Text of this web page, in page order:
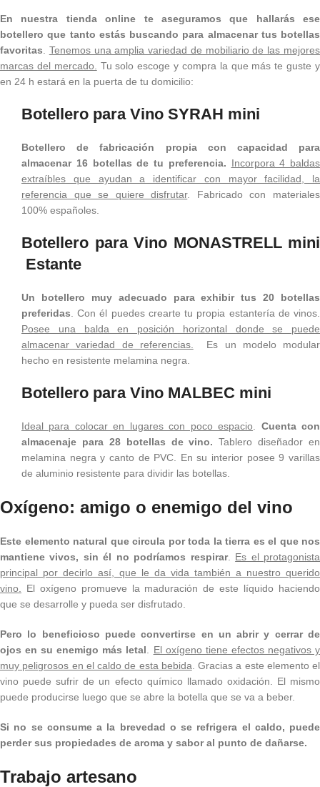
En nuestra tienda online te aseguramos que hallarás ese
botellero que tanto estás buscando para almacenar tus botellas
favoritas
Tenemos una amplia variedad de mobiliario de las mejores
marcas del mercado.
Tu solo escoge y compra la que más te guste y
en 24 h estará en la puerta de tu domicilio:
Botellero para Vino SYRAH mini
Botellero de fabricación propia con capacidad para
almacenar 16 botellas de tu preferencia. Incorpora 4 baldas
extraíbles que ayudan a identificar con mayor facilidad, la
referencia que se quiere disfrutar. Fabricado con materiales
100% españoles.
Botellero para Vino MONASTRELL mini
Estante
Un botellero muy adecuado para exhibir tus 20 botellas
preferidas . Con él puedes crearte tu propia estantería de vinos.
Posee una balda en posición horizontal donde se puede
almacenar variedad de referencias.
Es un modelo modular
hecho en resistente melamina negra.
Botellero para Vino MALBEC mini
Ideal para colocar en lugares con poco espacio
Cuenta con
almacenaje para 28 botellas de vino. Tablero diseñador en
melamina negra y canto de PVC. En su interior posee 9 varillas
de aluminio resistente para dividir las botellas.
Oxígeno: amigo o enemigo del vino
Este elemento natural que circula por toda la tierra es el que nos
mantiene vivos, sin él no podríamos respirar. Es el protagonista
principal por decirlo así, que le da vida también a nuestro querido
vino.
El oxígeno promueve la maduración de este líquido haciendo
que se desarrolle y pueda ser disfrutado.
Pero lo beneficioso puede convertirse en un abrir y cerrar de
ojos en su enemigo más letal
El oxígeno tiene efectos negativos y
muy peligrosos en el caldo de esta bebida . Gracias a este elemento el
vino puede sufrir de un efecto químico llamado oxidación. El mismo
puede producirse luego que se abre la botella que se va a beber.
Si no se consume a la brevedad o se refrigera el caldo, puede
perder sus propiedades de aroma y sabor al punto de dañarse.
Trabajo artesano